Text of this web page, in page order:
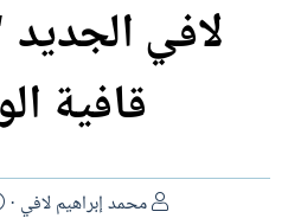
لافي
قافية
امحمد إبراهيم لافي